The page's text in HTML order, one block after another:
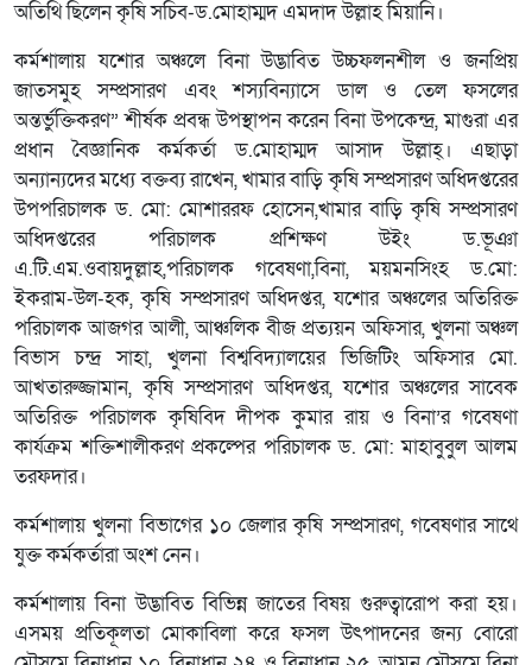
অতিথি ছিলেন কৃষি সচিব-ড.মোহাম্মদ এমদাদ উল্লাহ মিয়ানি।
কর্মশালায় যশোর অঞ্চলে বিনা উদ্ভাবিত উচ্চফলনশীল ও জনপ্রিয়
জাতসমুহ সম্প্রসারণ এবং শস্যবিন্যাসে ডাল ও তেল ফসলের
অন্তর্ভুক্তিকরণ” শীর্ষক প্রবন্ধ উপস্থাপন করেন বিনা উপকেন্দ্র, মাগুরা এর
প্রধান বৈজ্ঞানিক কর্মকর্তা ড.মোহাম্মদ আসাদ উল্লাহ্। এছাড়া
অন্যান্যদের মধ্যে বক্তব্য রাখেন, খামার বাড়ি কৃষি সম্প্রসারণ অধিদপ্তরের
উপপরিচালক ড. মো: মোশাররফ হোসেন,খামার বাড়ি কৃষি সম্প্রসারণ
অধিদপ্তরের পরিচালক প্রশিক্ষণ উইং ড.ভূঞা
এ.টি.এম.ওবায়দুল্লাহ,পরিচালক গবেষণা,বিনা, ময়মনসিংহ ড.মো:
ইকরাম-উল-হক, কৃষি সম্প্রসারণ অধিদপ্তর, যশোর অঞ্চলের অতিরিক্ত
পরিচালক আজগর আলী, আঞ্চলিক বীজ প্রত্যয়ন অফিসার, খুলনা অঞ্চল
বিভাস চন্দ্র সাহা, খুলনা বিশ্ববিদ্যালয়ের ভিজিটিং অফিসার মো.
আখতারুজ্জামান, কৃষি সম্প্রসারণ অধিদপ্তর, যশোর অঞ্চলের সাবেক
অতিরিক্ত পরিচালক কৃষিবিদ দীপক কুমার রায় ও বিনা’র গবেষণা
কার্যক্রম শক্তিশালীকরণ প্রকল্পের পরিচালক ড. মো: মাহাবুবুল আলম
তরফদার।
কর্মশালায় খুলনা বিভাগের ১০ জেলার কৃষি সম্প্রসারণ, গবেষণার সাথে
যুক্ত কর্মকর্তারা অংশ নেন।
কর্মশালায় বিনা উদ্ভাবিত বিভিন্ন জাতের বিষয় গুরুত্বারোপ করা হয়।
এসময় প্রতিকূলতা মোকাবিলা করে ফসল উৎপাদনের জন্য বোরো